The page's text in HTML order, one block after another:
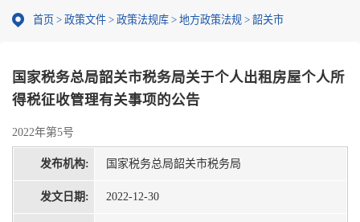
首页 > 政策文件 > 政策法规库 > 地方政策法规 > 韶关市
国家税务总局韶关市税务局关于个人出租房屋个人所
得税征收管理有关事项的公告
2022年第5号
发布机构: 国家税务总局韶关市税务局
发文日期: 2022-12-30